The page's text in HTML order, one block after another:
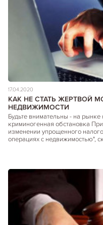
17.04.2020
КАК НЕ СТАТЬ ЖЕРТВОЙ
НЕДВИЖИМОСТИ
Будьте внимательны - на
криминогенная обстановка
изменении упрощенного
операциях с недвижимостью",